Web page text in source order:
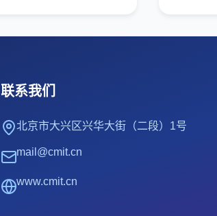
工作
模块
同场
以下
转向
套厚
联系我们
北京市大兴区兴华大街（二段）1号
mail@cmit.cn
www.cmit.cn